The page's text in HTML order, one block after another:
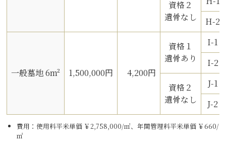
資格２
遺骨なし
H-2
一般墓地 6m² 1,500,000円 4,200円
資格１
遺骨あり
I-1
I-2
資格２
遺骨なし
J-1
J-2
費用：使用料平米単価 ￥2,758,000/㎡、年間管理料平米単価 ￥660/
㎡